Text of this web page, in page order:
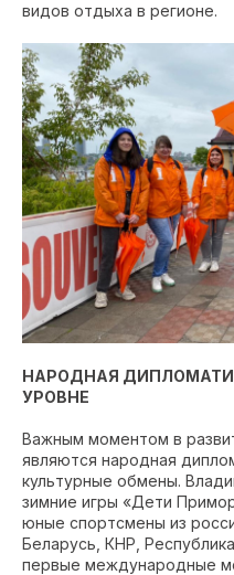
видов отдыха в регионе.
НАРОДНАЯ
УРОВНЕ
Важным моментом в
являются народная
культурные обмены.
зимние игры «Дети
юные спортсмены из
Беларусь, КНР,
первые международные